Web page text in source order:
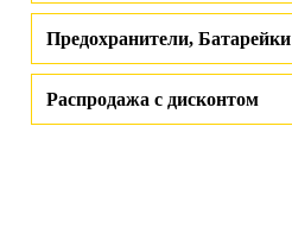
Предохранители, Батарейки
Распродажа с дисконтом